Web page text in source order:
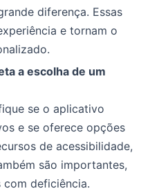
diferença. Essas
e tornam o
a escolha de um
se o aplicativo
e se oferece opções
de acessibilidade,
são importantes,
com deficiência.